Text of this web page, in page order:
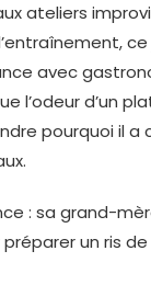
ateliers
ce
avec
l’odeur d’un
pourquoi il a
: sa grand-
un ris